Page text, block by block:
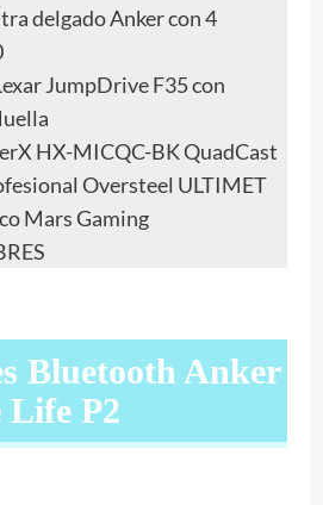
delgado Anker con 4
JumpDrive F35 con
HX-MICQC-BK QuadCast
Oversteel ULTIMET
Mars Gaming
Bluetooth Anker
Life P2